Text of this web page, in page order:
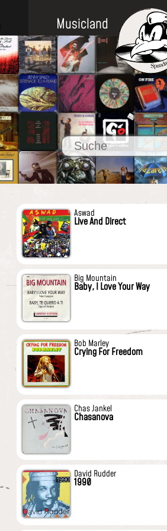
Musicland
Aswad
Live And Direct
Big Mountain
Baby, I Love Your Way
Bob Marley
Crying For Freedom
Chas Jankel
Chasanova
David Rudder
1990